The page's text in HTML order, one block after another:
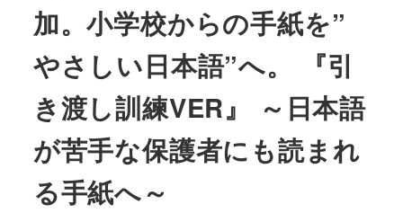
加。小学校からの手紙を”
やさしい日本語”へ。 『引
き渡し訓練VER』 ～日本語
が苦手な保護者にも読まれ
る手紙へ～